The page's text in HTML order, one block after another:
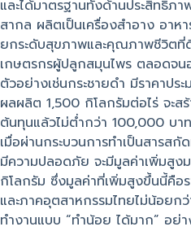
และได้มาตรฐานทั้งด้านประสิทธิภ
สากล ผลิตเป็นเครื่องสำอาง อาห
ยกระดับสุขภาพและคุณภาพชีวิตที่
เกษตรกรผู้ปลูกสมุนไพร ตลอดจน
ตัวอย่างเช่นกระชายดำ มีราคาป
ผลผลิต 1,500 กิโลกรัมต่อไร่ จะส
ต้นทุนแล้วไม่ต่ำกว่า 100,000 บา
เมื่อผ่านกระบวนการทำเป็นสารส
มีความปลอดภัย จะมีมูลค่าเพิ่มสู
กิโลกรัม ซึ่งมูลค่าที่เพิ่มสูงขึ้นนี้คือ
และภาคอุตสาหกรรมไทยไม่น้อยก
ทำงานแบบ “ทำน้อย ได้มาก” อย่า